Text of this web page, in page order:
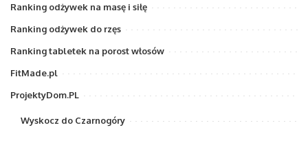
Ranking odżywek na masę i siłę
Ranking odżywek do rzęs
Ranking tabletek na porost włosów
FitMade.pl
ProjektyDom.PL
Wyskocz do Czarnogóry